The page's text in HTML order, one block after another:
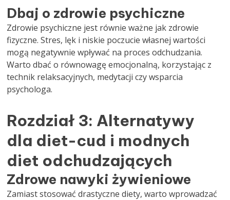
Dbaj o zdrowie psychiczne
Zdrowie psychiczne jest równie ważne jak zdrowie
fizyczne. Stres, lęk i niskie poczucie własnej wartości
mogą negatywnie wpływać na proces odchudzania.
Warto dbać o równowagę emocjonalną, korzystając z
technik relaksacyjnych, medytacji czy wsparcia
psychologa.
Rozdział 3: Alternatywy
dla diet-cud i modnych
diet odchudzających
Zdrowe nawyki żywieniowe
Zamiast stosować drastyczne diety, warto wprowadzać